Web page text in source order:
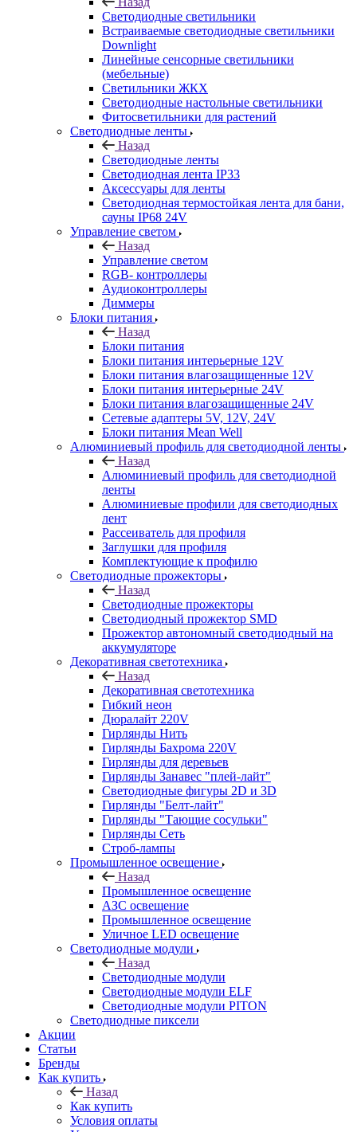
Светодиодные светильники
Встраиваемые светодиодные светильники
Downlight
Линейные сенсорные светильники
(мебельные)
Светильники ЖКХ
Светодиодные настольные светильники
Фитосветильники для растений
Светодиодные ленты
Назад
Светодиодные ленты
Светодиодная лента IP33
Аксессуары для ленты
Светодиодная термостойкая лента для бани,
сауны IP68 24V
Управление светом
Назад
Управление светом
RGB- контроллеры
Аудиоконтроллеры
Диммеры
Блоки питания
Назад
Блоки питания
Блоки питания интерьерные 12V
Блоки питания влагозащищенные 12V
Блоки питания интерьерные 24V
Блоки питания влагозащищенные 24V
Сетевые адаптеры 5V, 12V, 24V
Блоки питания Mean Well
Алюминиевый профиль для светодиодной ленты
Назад
Алюминиевый профиль для светодиодной
ленты
Алюминиевые профили для светодиодных
лент
Рассеиватель для профиля
Заглушки для профиля
Комплектующие к профилю
Светодиодные прожекторы
Назад
Светодиодные прожекторы
Светодиодный прожектор SMD
Прожектор автономный светодиодный на
аккумуляторе
Декоративная светотехника
Назад
Декоративная светотехника
Гибкий неон
Дюралайт 220V
Гирлянды Нить
Гирлянды Бахрома 220V
Гирлянды для деревьев
Гирлянды Занавес "плей-лайт"
Светодиодные фигуры 2D и 3D
Гирлянды "Белт-лайт"
Гирлянды "Тающие сосульки"
Гирлянды Сеть
Строб-лампы
Промышленное освещение
Назад
Промышленное освещение
АЗС освещение
Промышленное освещение
Уличное LED освещение
Светодиодные модули
Назад
Светодиодные модули
Светодиодные модули ELF
Светодиодные модули PITON
Светодиодные пиксели
Акции
Статьи
Бренды
Как купить
Назад
Как купить
Условия оплаты